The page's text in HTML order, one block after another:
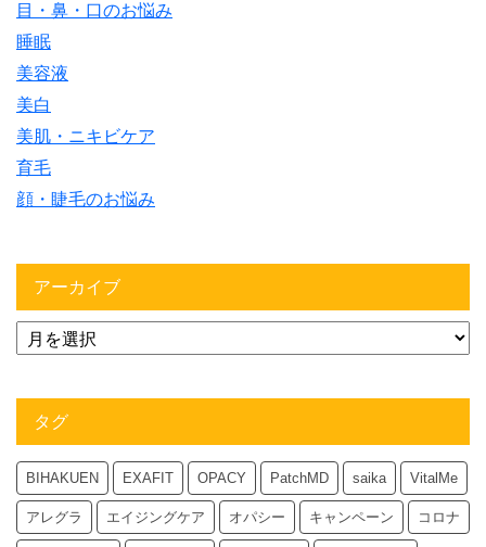
目・鼻・口のお悩み
睡眠
美容液
美白
美肌・ニキビケア
育毛
顔・睫毛のお悩み
アーカイブ
タグ
BIHAKUEN EXAFIT OPACY PatchMD saika VitalMe
アレグラ エイジングケア オパシー キャンペーン コロナ